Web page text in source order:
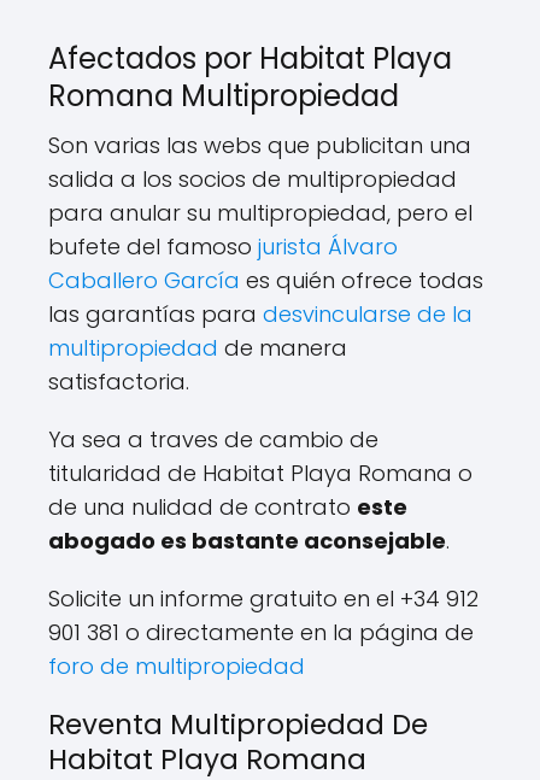
Afectados por Habitat Playa
Romana Multipropiedad
Son varias las webs que publicitan una
salida a los socios de multipropiedad
para anular su multipropiedad, pero el
bufete del famoso jurista Álvaro
Caballero García es quién ofrece todas
las garantías para desvincularse de la
multipropiedad de manera
satisfactoria.
Ya sea a traves de cambio de
titularidad de Habitat Playa Romana o
de una nulidad de contrato este
abogado es bastante aconsejable.
Solicite un informe gratuito en el +34 912
901 381 o directamente en la página de
foro de multipropiedad
Reventa Multipropiedad De
Habitat Playa Romana